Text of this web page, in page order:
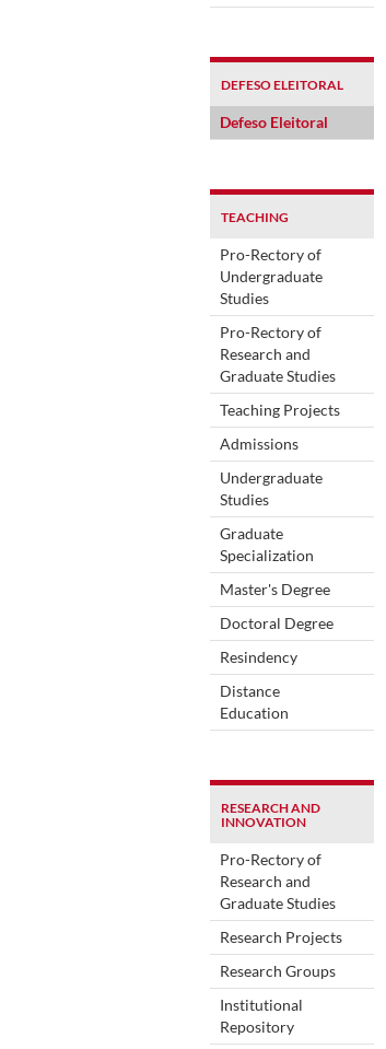
DEFESO ELEITORAL
Defeso Eleitoral
TEACHING
Pro-Rectory of
Undergraduate
Studies
Pro-Rectory of
Research and
Graduate Studies
Teaching Projects
Admissions
Undergraduate
Studies
Graduate
Specialization
Master's Degree
Doctoral Degree
Resindency
Distance
Education
RESEARCH AND
INNOVATION
Pro-Rectory of
Research and
Graduate Studies
Research Projects
Research Groups
Institutional
Repository